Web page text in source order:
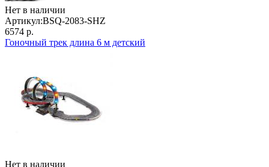
Нет в наличии
Артикул:BSQ-2083-SHZ
6574 р.
Гоночный трек длина 6 м детский
Нет в наличии